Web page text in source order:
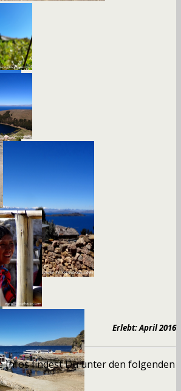
Erlebt: April 2016
Infos findest Du unter den folgenden